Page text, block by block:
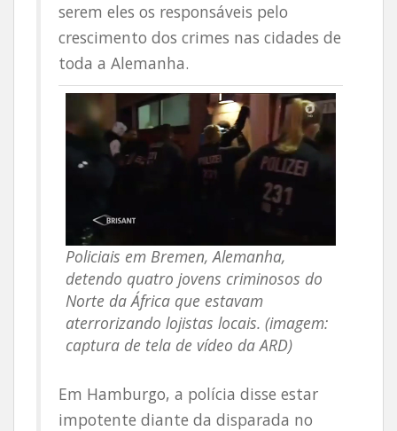
serem eles os responsáveis pelo
crescimento dos crimes nas cidades de
toda a Alemanha.
Policiais em Bremen, Alemanha,
detendo quatro jovens criminosos do
Norte da África que estavam
aterrorizando lojistas locais. (imagem:
captura de tela de vídeo da ARD)
Em Hamburgo, a polícia disse estar
impotente diante da disparada no